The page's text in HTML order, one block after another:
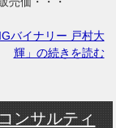
バイナリー 戸村大
輝」の続きを読む
ンサルティ